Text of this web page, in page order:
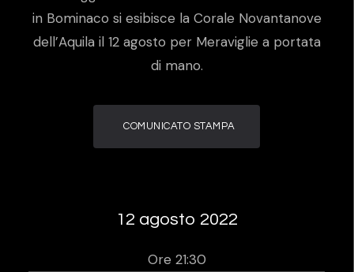
in Bominaco si esibisce la Corale Novantanove
dell’Aquila il 12 agosto per Meraviglie a portata
di mano.
COMUNICATO STAMPA
12 agosto 2022
Ore 21:30